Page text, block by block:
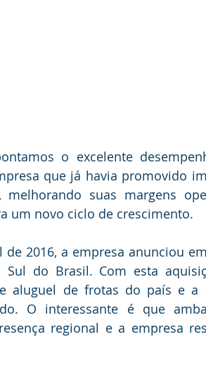
o excelente
que já havia promovido
suas margens
um novo ciclo de crescimento.
2016, a empresa anunciou
do Brasil. Com esta
aluguel de frotas do país e a
O interessante é que
regional e a empresa